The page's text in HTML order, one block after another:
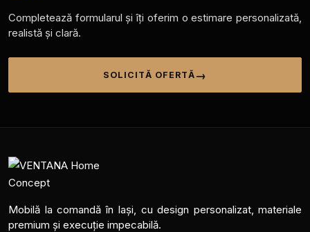
Completează formularul și îți oferim o estimare personalizată,
realistă și clară.
SOLICITĂ OFERTĂ
Mobilă la comandă în Iași, cu design personalizat, materiale
premium și execuție impecabilă.